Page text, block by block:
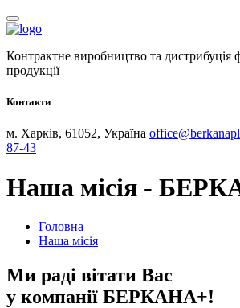
Контрактне виробництво та дистрибуція
продукції
Контакти
м. Харків, 61052, Україна
87-43
Наша місія -
Головна
Наша місія
Ми раді вітати Вас
у компанії БЕРКАНА+!